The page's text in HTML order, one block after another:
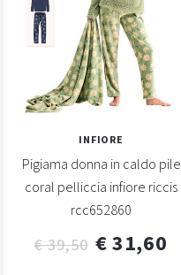
INFIORE
Pigiama donna in caldo pile
coral pelliccia infiore riccis
rcc652860
€ 39,50 € 31,60